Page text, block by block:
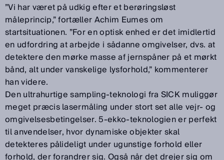
”Vi har været på udkig efter et berøringsløst
måleprincip,” fortæller Achim Eumes om
startsituationen. ”For en optisk enhed er det imidlertid
en udfordring at arbejde i sådanne omgivelser, dvs. at
detektere den mørke masse af jernspåner på et mørkt
bånd, alt under vanskelige lysforhold,” kommenterer
han videre.
Den ultrahurtige sampling-teknologi fra SICK muliggør
meget præcis lasermåling under stort set alle vejr- og
omgivelsesbetingelser. 5-ekko-teknologien er perfekt
til anvendelser, hvor dynamiske objekter skal
detekteres pålideligt under ugunstige forhold eller
forhold, der forandrer sig. Også når det drejer sig om